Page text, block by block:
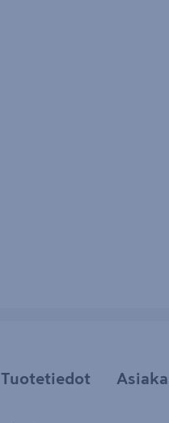
Tuotetiedot